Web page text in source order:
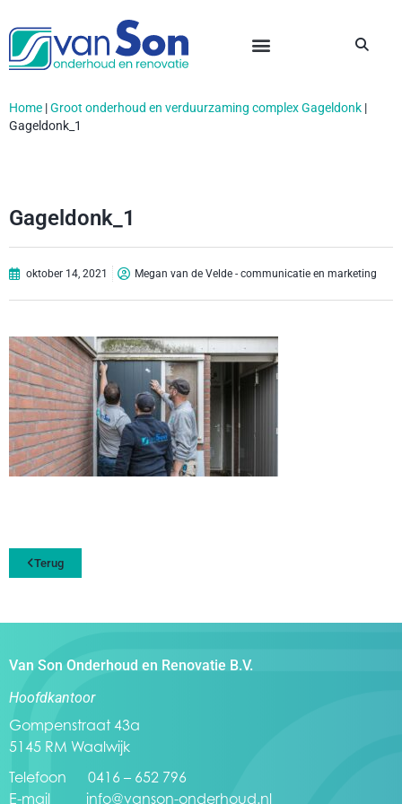
Home |Groot onderhoud en verduurzaming complex Gageldonk |
Gageldonk_1
Gageldonk_1
oktober 14, 2021 Megan van de Velde - communicatie en marketing
Terug
Van Son Onderhoud en Renovatie B.V.
Hoofdkantoor
Gompenstraat 43a
5145 RM Waalwijk
Telefoon 0416 – 652 796
E-mail info@vanson-onderhoud.nl